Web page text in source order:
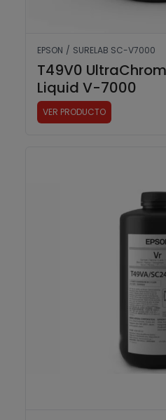
EPSON / SURELAB SC-V7000
T49V0
Liquid V-7000
VER PRODUCTO